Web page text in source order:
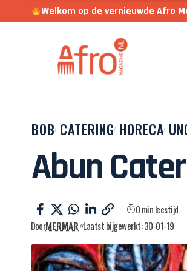
Welkom op de vernieuwde Afro
BOB CATERING HORECA
Abun
DoorMERMAR Laatst bijgewerkt: 30-01-19
0 min leestijd